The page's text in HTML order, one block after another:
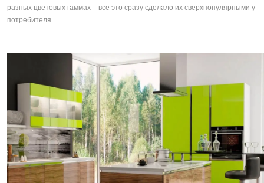
разных цветовых гаммах – все это сразу сделало их сверхпопулярными у
потребителя.